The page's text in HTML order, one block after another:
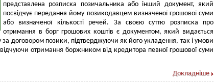
представлена розписка позичальника або інший документ, який
посвідчує передання йому позикодавцем визначеної грошової суми
або визначеної кількості речей. За своєю суттю розписка про
отримання в борг грошових коштів є документом, який видається
договором позики, підтверджуючи як його укладення, так і умови
отримання боржником від кредитора певної грошової суми
Докладніше